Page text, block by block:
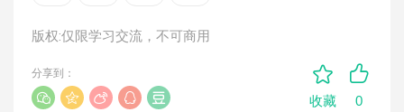
版权:仅限学习交流，不可商用
收藏 0
分享到：